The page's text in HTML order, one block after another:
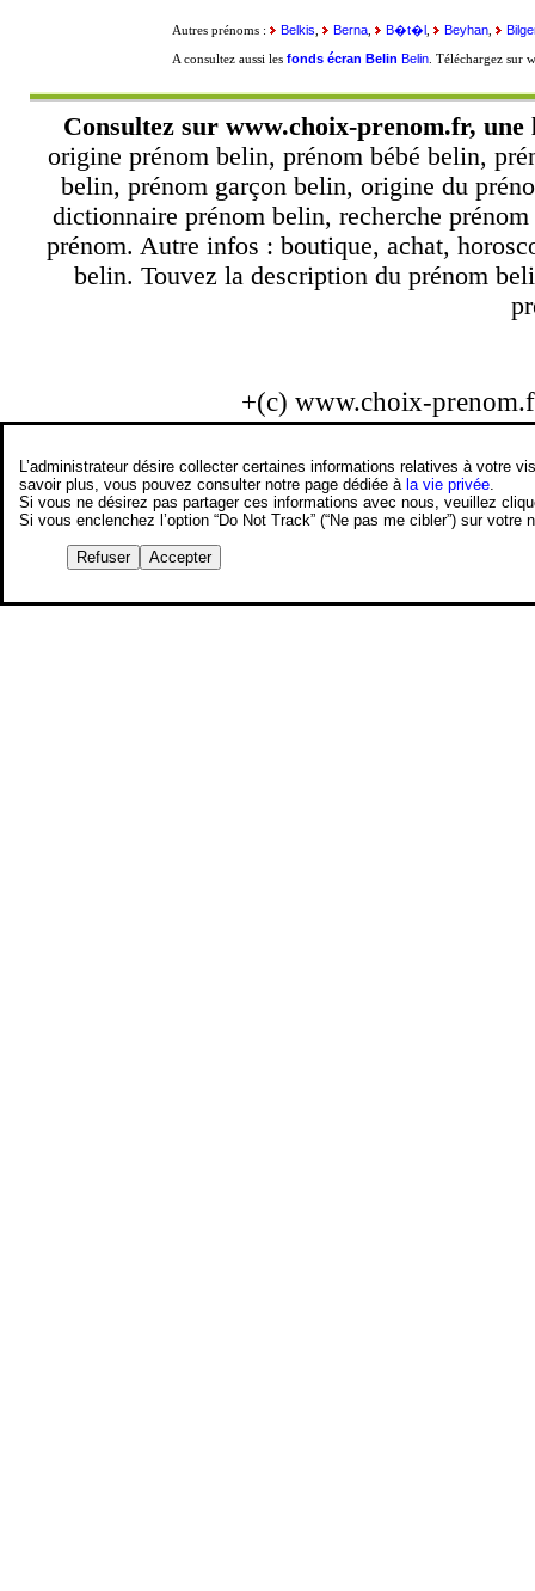
Autres prénoms : Belkis Berna B�t�l Beyhan
A consultez aussi les fonds écran Belin Belin . Téléchargez sur
Consultez sur www.choix-prenom.fr, une
origine prénom belin, prénom bébé belin,
belin, prénom garçon belin, origine du
dictionnaire prénom belin, recherche
prénom. Autre infos : boutique, achat,
belin. Touvez la description du prénom
+(c) www.choix-
L’administrateur désire collecter certaines informations relatives à votre
savoir plus, vous pouvez consulter notre page dédiée àla vie privée
Si vous ne désirez pas partager ces informations avec nous, veuillez
Si vous enclenchez l’option “Do Not Track” (“Ne pas me cibler”) sur
Refuser Accepter